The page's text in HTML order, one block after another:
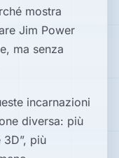
mostra
Jim Power
ma senza
incarnazioni
diversa: più
3D”, più